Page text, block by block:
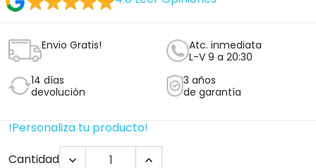
Envio Gratis!
Atc. inmediata
L-V 9 a 20:30
14 días
devolución
3 años
de garantía
!Personaliza tu producto!
Cantidad
 